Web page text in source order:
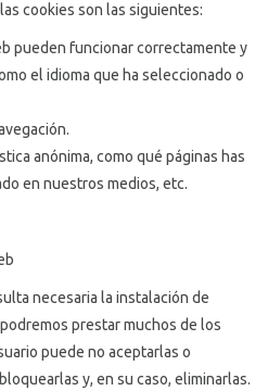
cookies son las siguientes:
pueden funcionar correctamente y
el idioma que ha seleccionado o
anónima, como qué páginas has
en nuestros medios, etc.
necesaria la instalación de
prestar muchos de los
puede no aceptarlas o
y, en su caso, eliminarlas.